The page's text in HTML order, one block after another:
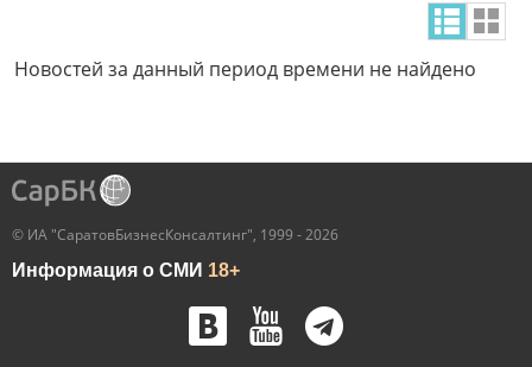
Новостей за данный период времени не найдено
© ИА "СаратовБизнесКонсалтинг", 1999 - 2026
Информация о СМИ 18+